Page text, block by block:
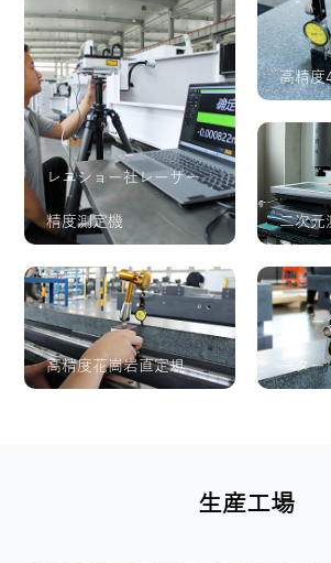
レニショー社レーザー
精度測定機
高精度
二次元
高精度花崗岩直定規
レバ
ーター
生産工場